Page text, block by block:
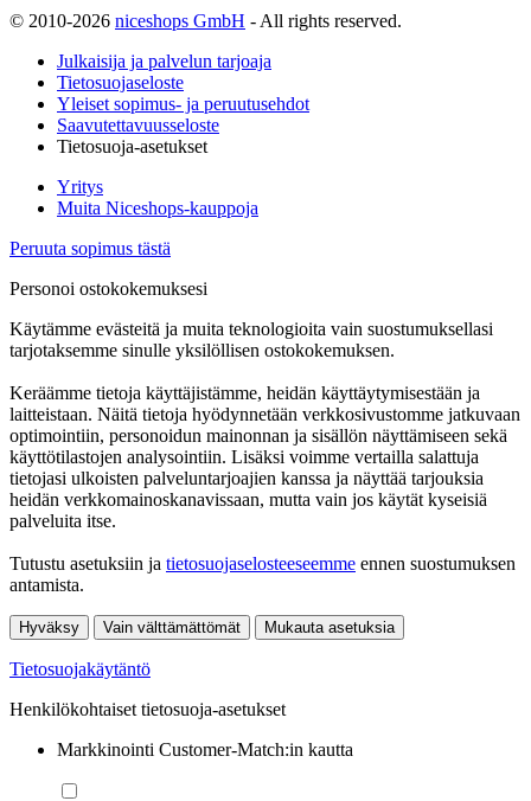
© 2010-2026 niceshops GmbH - All rights reserved.
Julkaisija ja palvelun tarjoaja
Tietosuojaseloste
Yleiset sopimus- ja peruutusehdot
Saavutettavuusseloste
Tietosuoja-asetukset
Yritys
Muita Niceshops-kauppoja
Peruuta sopimus tästä
Personoi ostokokemuksesi
Käytämme evästeitä ja muita teknologioita vain suostumuksellasi
tarjotaksemme sinulle yksilöllisen ostokokemuksen.
Keräämme tietoja käyttäjistämme, heidän käyttäytymisestään ja
laitteistaan. Näitä tietoja hyödynnetään verkkosivustomme jatkuvaan
optimointiin, personoidun mainonnan ja sisällön näyttämiseen sekä
käyttötilastojen analysointiin. Lisäksi voimme vertailla salattuja
tietojasi ulkoisten palveluntarjoajien kanssa ja näyttää tarjouksia
heidän verkkomainoskanavissaan, mutta vain jos käytät kyseisiä
palveluita itse.
Tutustu asetuksiin ja tietosuojaselosteeseemme ennen suostumuksen
antamista.
Hyväksy Vain välttämättömät Mukauta asetuksia
Tietosuojakäytäntö
Henkilökohtaiset tietosuoja-asetukset
Markkinointi Customer-Match:in kautta